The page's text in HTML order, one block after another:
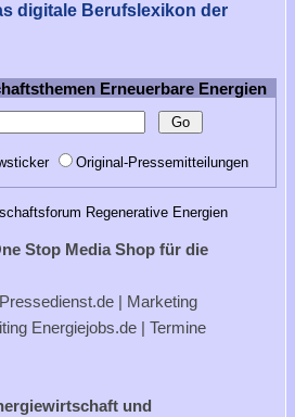
digitale Berufslexikon der
Erneuerbare Energien
Original-Pressemitteilungen
Regenerative Energien
Stop Media Shop für die
| Marketing
Energiejobs.de | Termine
und